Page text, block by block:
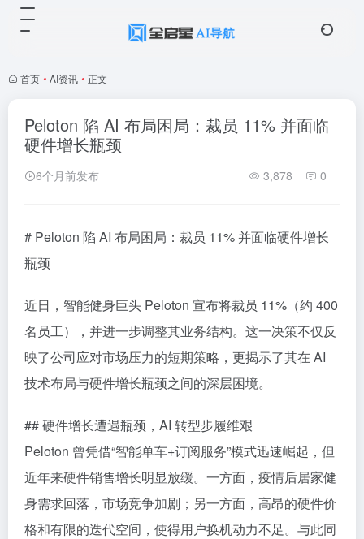
首页 • AI资讯 • 正文
Peloton 陷 AI 布局困局：裁员 11% 并面临
硬件增长瓶颈
6个月前发布 3,878 0
# Peloton 陷 AI 布局困局：裁员 11% 并面临硬件增长
瓶颈
近日，智能健身巨头 Peloton 宣布将裁员 11%（约 400
名员工），并进一步调整其业务结构。这一决策不仅反
映了公司应对市场压力的短期策略，更揭示了其在 AI
技术布局与硬件增长瓶颈之间的深层困境。
## 硬件增长遭遇瓶颈，AI 转型步履维艰
Peloton 曾凭借“智能单车+订阅服务”模式迅速崛起，但
近年来硬件销售增长明显放缓。一方面，疫情后居家健
身需求回落，市场竞争加剧；另一方面，高昂的硬件价
格和有限的迭代空间，使得用户换机动力不足。与此同